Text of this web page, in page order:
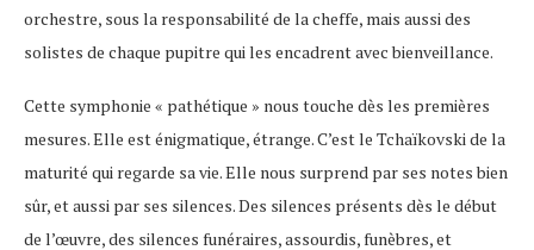
orchestre, sous la responsabilité de la cheffe, mais aussi des
solistes de chaque pupitre qui les encadrent avec bienveillance.
Cette symphonie « pathétique » nous touche dès les premières
mesures. Elle est énigmatique, étrange. C’est le Tchaïkovski de la
maturité qui regarde sa vie. Elle nous surprend par ses notes bien
sûr, et aussi par ses silences. Des silences présents dès le début
de l’œuvre, des silences funéraires, assourdis, funèbres, et